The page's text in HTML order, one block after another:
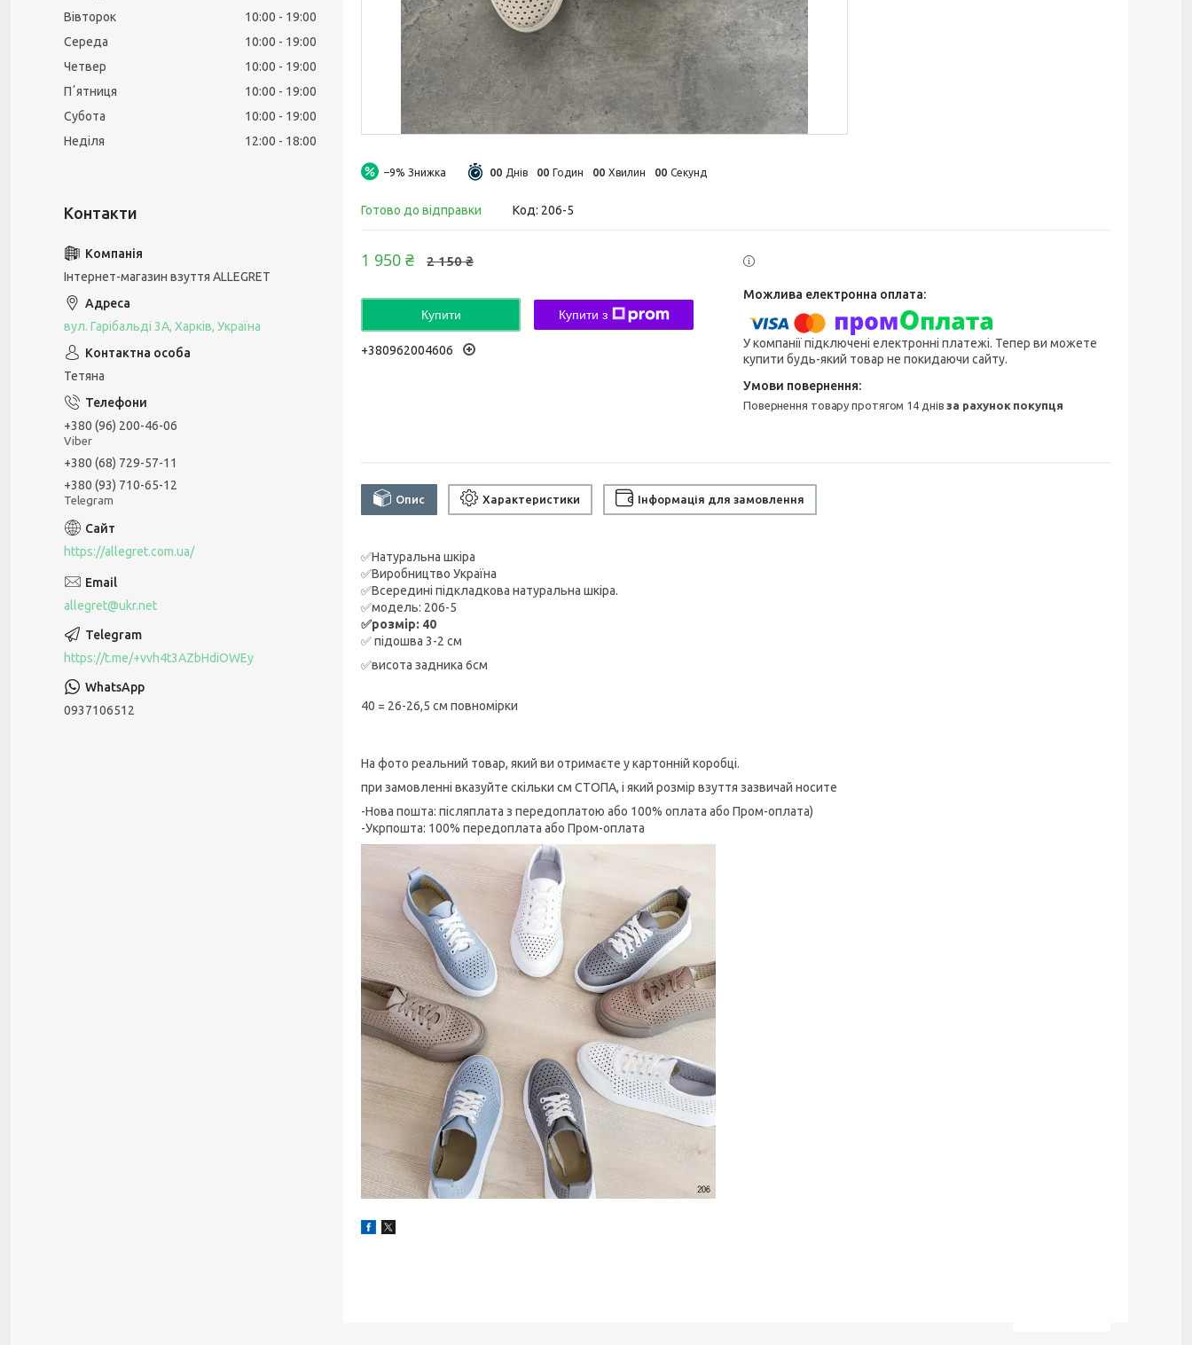
–9% 00 Днів 00 Годин 00 Хвилин 00 Секунд
Готово до відправки Код: 206-5
2 150 ₴
1 950 ₴
Купити Купити з
+380962004606
У компанії підключені електронні платежі. Тепер ви можете
купити будь-який товар не покидаючи сайту.
повернення товару протягом 14 днівза рахунок покупця
Опис Характеристики Інформація для замовлення
✅Натуральна шкіра
✅Виробництво Україна
✅Всередині підкладкова натуральна шкіра.
✅модель: 206-5
✅розмір: 40
✅ підошва 3-2 см
✅висота задника 6см
40 = 26-26,5 см повномірки
На фото реальний товар, який ви отримаєте у картонній коробці.
при замовленні вказуйте скільки см СТОПА, і який розмір взуття зазвичай носите
-Нова пошта: післяплата з передоплатою або 100% оплата або Пром-оплата)
-Укрпошта: 100% передоплата або Пром-оплата
Вівторок
10:00
19:00
Середа
10:00
19:00
Четвер
10:00
19:00
Пʼятниця
10:00
19:00
Субота
10:00
19:00
Неділя
12:00 18:00
Інтернет-магазин взуття ALLEGRET
вул. Гарібальді 3А, Харків, Україна
Тетяна
+380 (96) 200-46-06
Viber
+380 (68) 729-57-11
+380 (93) 710-65-12
Telegram
https://allegret.com.ua/
allegret@ukr.net
https://t.me/+vvh4t3AZbHdiOWEy
0937106512